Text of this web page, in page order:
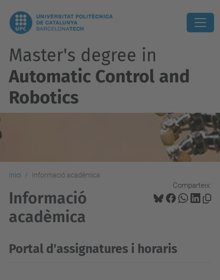
Master's degree in
Automatic Control and
Robotics
Inici Informació acadèmica
Comparteix:
Informació
acadèmica
Portal d'assignatures i horaris